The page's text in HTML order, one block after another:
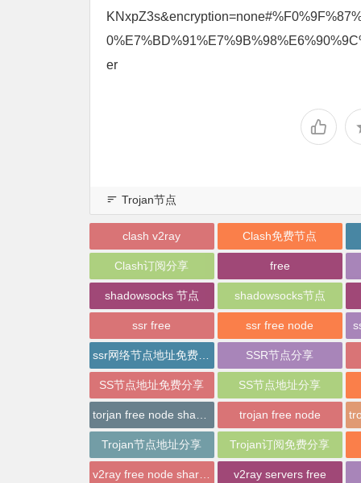
er
Trojan节点
clash v2ray Clash免费节点
Clash订阅分享 free
shadowsocks 节点 shadowsocks节点
ssr free ssr free node
SSR节点分享
SS节点地址免费分享 SS节点地址分享
trojan free node
Trojan节点地址分享 Trojan订阅免费分享
v2ray servers free